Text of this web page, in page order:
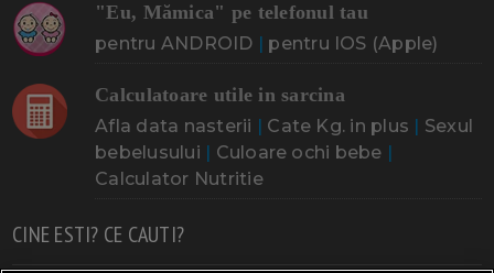
"Eu, Mămica" pe telefonul tau
pentru ANDROID | pentru IOS (Apple)
Calculatoare utile in sarcina
Afla data nasterii | Cate Kg. in plus | Sexul
bebelusului | Culoare ochi bebe |
Calculator Nutritie
CINE ESTI? CE CAUTI?